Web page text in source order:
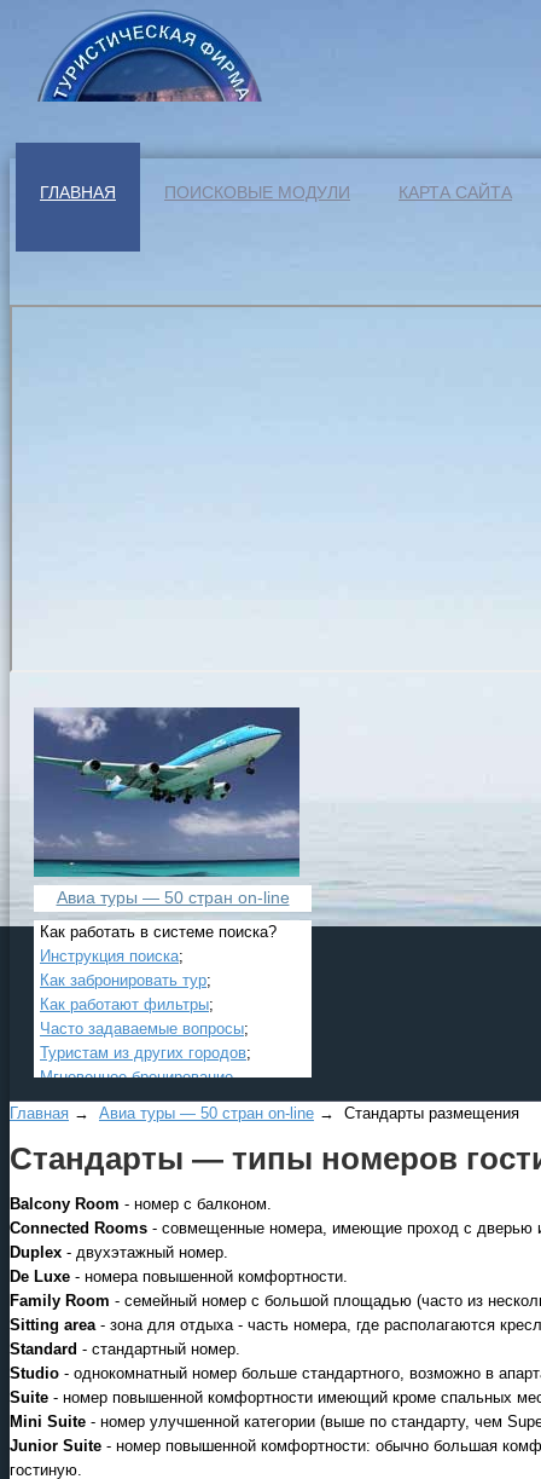
ГЛАВНАЯ ПОИСКОВЫЕ МОДУЛИ КАРТА САЙТА
Авиа туры — 50 стран on-line
Как работать в системе поиска?
Инструкция поиска;
Как забронировать тур;
Как работают фильтры;
Часто задаваемые вопросы;
Туристам из других городов;
Мгновенное бронирование.
Все виды отдыха в России
Самые популярные:
Автобусные туры на черное
море.
Соль-Илецк автобусом.
Детские лагеря в Туапсе
Главная → Авиа туры — 50 стран on-line → Стандарты размещения
Стандарты — типы номеров
Balcony Room - номер с балконом.
Connected Rooms - совмещенные номера, имеющие проход с дверью
Duplex - двухэтажный номер.
De Luxe - номера повышенной комфортности.
Family Room - семейный номер с большой площадью (часто из
Sitting area - зона для отдыха - часть номера, где располагаются
Standard - стандартный номер.
Studio - однокомнатный номер больше стандартного, возможно в
Suite - номер повышенной комфортности имеющий кроме спальных
Mini Suite - номер улучшенной категории (выше по стандарту, чем
Junior Suite - номер повышенной комфортности: обычно большая
гостиную.